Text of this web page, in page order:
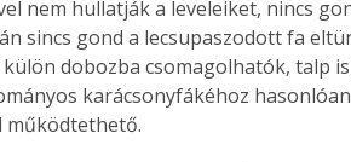
nem hullatják a leveleiket, nincs
sincs gond a lecsupaszodott fa
dobozba csomagolhatók, talp
karácsonyfákéhoz